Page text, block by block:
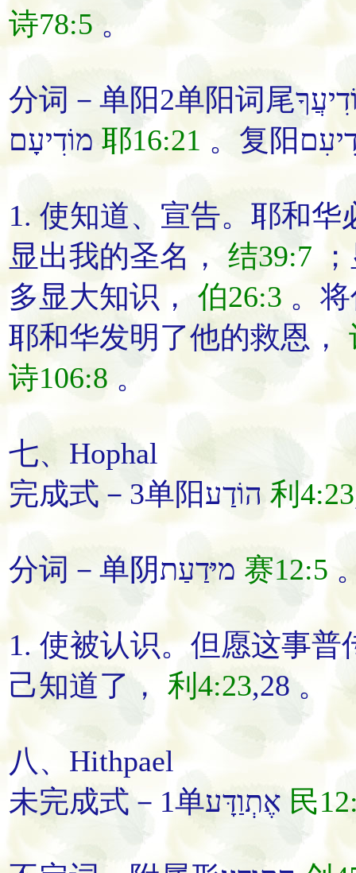
诗78:5 。
耶16:21
1. 使知道、 宣告。 耶和华
显出我的圣名 ， 结39:7 ；
多显大知识 ， 伯26:3 。
耶和华发明 了他的救恩 ，
诗106:8 。
七、Hophal
利4:23
赛12:5
1. 使被认识。但愿这事普
己知道了 ， 利4:23,28 。
八、Hithpael
民